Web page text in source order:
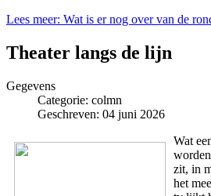
Lees meer: Wat is er nog over van de
Theater langs de lijn
Gegevens
Categorie: colmn
Geschreven: 04 juni 2026
Wat
zit, in
het